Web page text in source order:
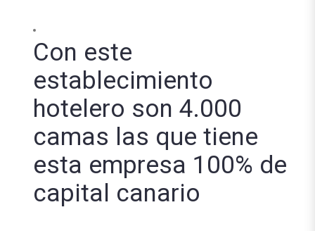
Con este
establecimiento
hotelero son 4.000
camas las que tiene
esta empresa 100% de
capital canario